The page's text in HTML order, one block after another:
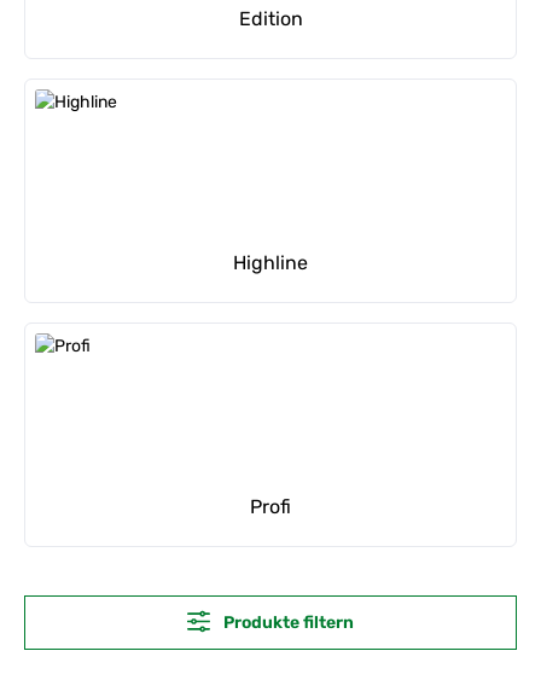
Edition
Highline
Profi
Produkte filtern